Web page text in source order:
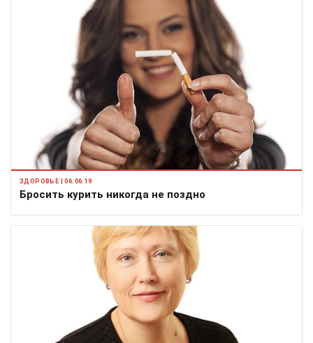
ЗДОРОВЬЕ | 06.06.19
Бросить курить никогда не поздно